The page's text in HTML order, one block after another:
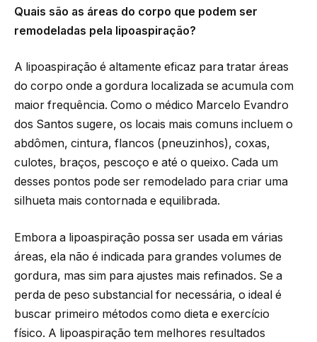
Quais são as áreas do corpo que podem ser
remodeladas pela lipoaspiração?
A lipoaspiração é altamente eficaz para tratar áreas
do corpo onde a gordura localizada se acumula com
maior frequência. Como o médico Marcelo Evandro
dos Santos sugere, os locais mais comuns incluem o
abdômen, cintura, flancos (pneuzinhos), coxas,
culotes, braços, pescoço e até o queixo. Cada um
desses pontos pode ser remodelado para criar uma
silhueta mais contornada e equilibrada.
Embora a lipoaspiração possa ser usada em várias
áreas, ela não é indicada para grandes volumes de
gordura, mas sim para ajustes mais refinados. Se a
perda de peso substancial for necessária, o ideal é
buscar primeiro métodos como dieta e exercício
físico. A lipoaspiração tem melhores resultados